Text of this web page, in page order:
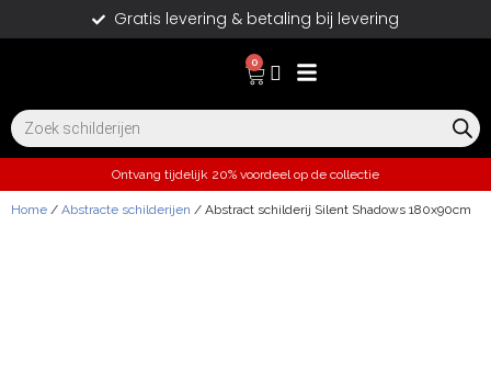
Gratis levering & betaling bij levering
0
Ontvang tijdelijk 20% voordeel op de collectie
Home / Abstracte schilderijen / Abstract schilderij Silent Shadows 180x90cm